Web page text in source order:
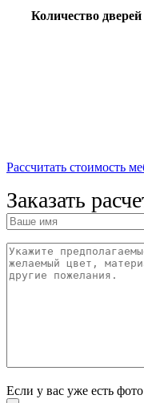
Количество дверей
Рассчитать стоимость
Заказать
Если у вас уже есть